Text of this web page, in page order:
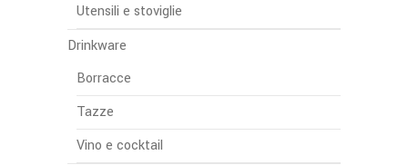
Utensili e stoviglie
Drinkware
Borracce
Tazze
Vino e cocktail